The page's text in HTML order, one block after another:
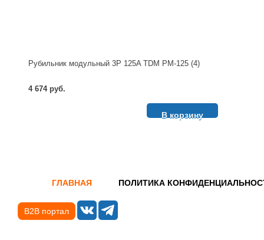
Рубильник модульный 3P 125A TDM РМ-125 (4)
4 674 руб.
В корзину
ГЛАВНАЯ ПОЛИТИКА
B2B портал